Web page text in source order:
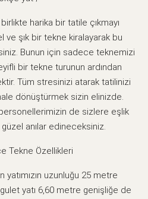
birlikte harika bir tatile çıkmayı
ve şık bir tekne kiralayarak bu
Bunun için sadece teknemizi
bir tekne turunun ardından
Tüm stresinizi atarak tatilinizi
dönüştürmek sizin elinizde.
de sizlere eşlik
anılar edineceksiniz.
Tekne Özellikleri
yatımızın uzunluğu 25 metre
gulet yatı 6,60 metre genişliğe de